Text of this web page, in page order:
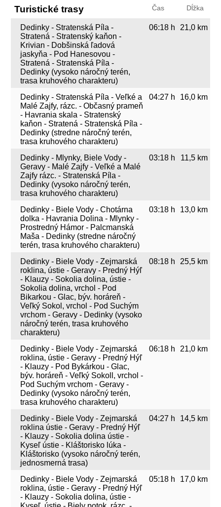
Turistické trasy Čas Dĺžka
Dedinky - Stratenská Píla -
Stratená - Stratenský kaňon -
Krivian - Dobšinská ľadová
jaskyňa - Pod Hanesovou -
Stratená - Stratenská Píla -
Dedinky (vysoko náročný terén,
trasa kruhového charakteru)
06:18 h 21,0 km
Dedinky - Stratenská Píla - Veľké a
Malé Zajfy, rázc. - Občasný prameň
- Havrania skala - Stratenský
kaňon - Stratená - Stratenská Píla -
Dedinky (stredne náročný terén,
trasa kruhového charakteru)
04:27 h 16,0 km
Dedinky - Mlynky, Biele Vody -
Geravy - Malé Zajfy - Veľké a Malé
Zajfy rázc. - Stratenská Píla -
Dedinky (vysoko náročný terén,
trasa kruhového charakteru)
03:18 h 11,5 km
Dedinky - Biele Vody - Chotárna
dolka - Havrania Dolina - Mlynky -
Prostredný Hámor - Palcmanská
Maša - Dedinky (stredne náročný
terén, trasa kruhového charakteru)
03:18 h 13,0 km
Dedinky - Biele Vody - Zejmarská
roklina, ústie - Geravy - Predný Hýľ
- Klauzy - Sokolia dolina, ústie -
Sokolia dolina, vrchol - Pod
Bikarkou - Glac, býv. horáreň -
Veľký Sokol, vrchol - Pod Suchým
vrchom - Geravy - Dedinky (vysoko
náročný terén, trasa kruhového
charakteru)
08:18 h 25,5 km
Dedinky - Biele Vody - Zejmarská
roklina, ústie - Geravy - Predný Hýľ
- Klauzy - Pod Bykárkou - Glac,
býv. horáreň - Veľký Sokoll, vrchol -
Pod Suchým vrchom - Geravy -
Dedinky (vysoko náročný terén,
trasa kruhového charakteru)
06:18 h 21,0 km
Dedinky - Biele Vody - Zejmarská
roklina ústie - Geravy - Predný Hýľ
- Klauzy - Sokolia dolina ústie -
Kyseľ ústie - Kláštorisko lúka -
Kláštorisko (vysoko náročný terén,
jednosmerná trasa)
04:27 h 14,5 km
Dedinky - Biele Vody - Zejmarská
roklina, ústie - Geravy - Predný Hýľ
- Klauzy - Sokolia dolina, ústie -
05:18 h 17,0 km